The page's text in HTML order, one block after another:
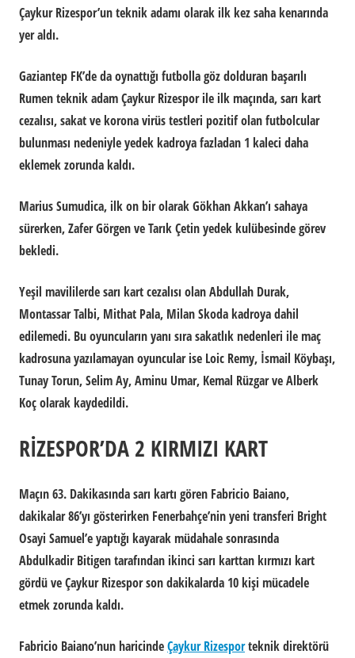
Çaykur Rizespor’un teknik adamı olarak ilk kez saha kenarında
yer aldı.
Gaziantep FK’de da oynattığı futbolla göz dolduran başarılı
Rumen teknik adam Çaykur Rizespor ile ilk maçında, sarı kart
cezalısı, sakat ve korona virüs testleri pozitif olan futbolcular
bulunması nedeniyle yedek kadroya fazladan 1 kaleci daha
eklemek zorunda kaldı.
Marius Sumudica, ilk on bir olarak Gökhan Akkan’ı sahaya
sürerken, Zafer Görgen ve Tarık Çetin yedek kulübesinde görev
bekledi.
Yeşil mavililerde sarı kart cezalısı olan Abdullah Durak,
Montassar Talbi, Mithat Pala, Milan Skoda kadroya dahil
edilemedi. Bu oyuncuların yanı sıra sakatlık nedenleri ile maç
kadrosuna yazılamayan oyuncular ise Loic Remy, İsmail Köybaşı,
Tunay Torun, Selim Ay, Aminu Umar, Kemal Rüzgar ve Alberk
Koç olarak kaydedildi.
RİZESPOR’DA 2 KIRMIZI KART
Maçın 63. Dakikasında sarı kartı gören Fabricio Baiano,
dakikalar 86’yı gösterirken Fenerbahçe’nin yeni transferi Bright
Osayi Samuel’e yaptığı kayarak müdahale sonrasında
Abdulkadir Bitigen tarafından ikinci sarı karttan kırmızı kart
gördü ve Çaykur Rizespor son dakikalarda 10 kişi mücadele
etmek zorunda kaldı.
Fabricio Baiano’nun haricindeÇaykur Rizesporteknik direktörü